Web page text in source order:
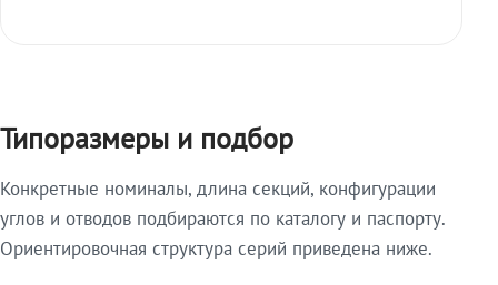
Типоразмеры и подбор
Конкретные номиналы, длина секций, конфигурации
углов и отводов подбираются по каталогу и паспорту.
Ориентировочная структура серий приведена ниже.